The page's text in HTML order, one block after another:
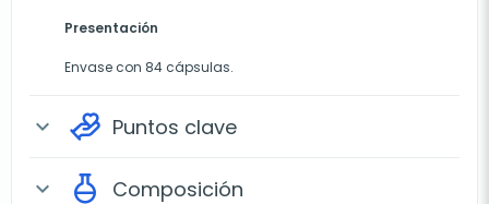
Presentación
Envase con 84 cápsulas.
expand_more Puntos clave
expand_more Composición